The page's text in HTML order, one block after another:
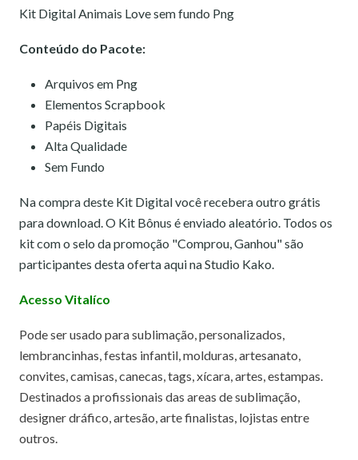
Kit Digital Animais Love sem fundo Png
Conteúdo do Pacote:
Arquivos em Png
Elementos Scrapbook
Papéis Digitais
Alta Qualidade
Sem Fundo
Na compra deste Kit Digital você recebera outro grátis
para download. O Kit Bônus é enviado aleatório. Todos os
kit com o selo da promoção "Comprou, Ganhou" são
participantes desta oferta aqui na Studio Kako.
Acesso Vitalíco
Pode ser usado para sublimação, personalizados,
lembrancinhas, festas infantil, molduras, artesanato,
convites, camisas, canecas, tags, xícara, artes, estampas.
Destinados a profissionais das areas de sublimação,
designer dráfico, artesão, arte finalistas, lojistas entre
outros.